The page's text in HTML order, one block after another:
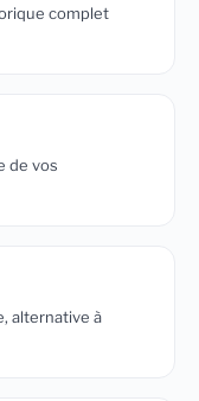
complet
de vos
alternative à